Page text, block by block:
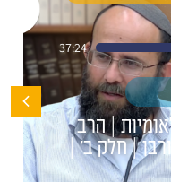
37:24
| הרב
| חלק ב' |